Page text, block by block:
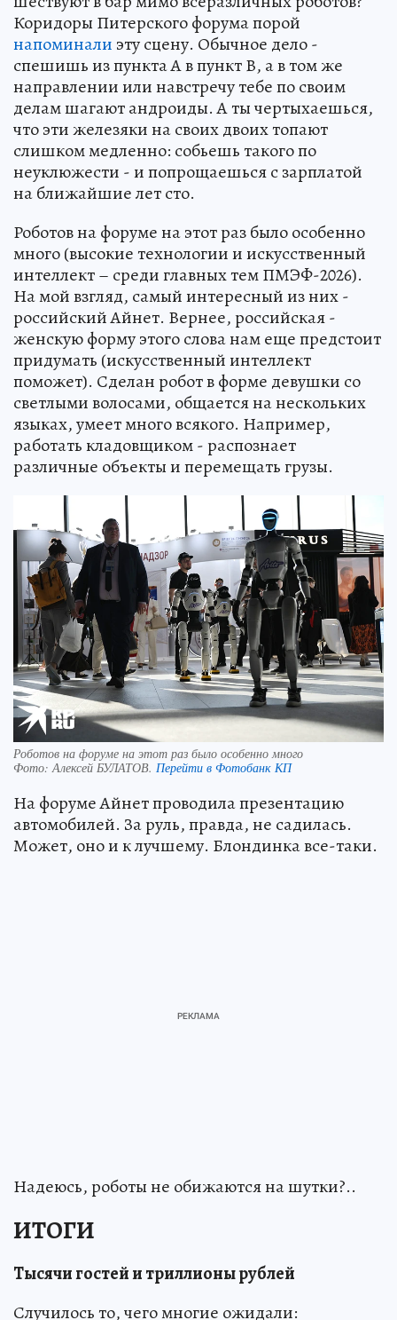
Коридоры Питерского форума порой
напоминали эту сцену. Обычное дело -
спешишь из пункта А в пункт В, а в том же
направлении или навстречу тебе по своим
делам шагают андроиды. А ты чертыхаешься,
что эти железяки на своих двоих топают
слишком медленно: собьешь такого по
неуклюжести - и попрощаешься с зарплатой
на ближайшие лет сто.
Роботов на форуме на этот раз было особенно
много (высокие технологии и искусственный
интеллект – среди главных тем ПМЭФ-2026).
На мой взгляд, самый интересный из них -
российский Айнет. Вернее, российская -
женскую форму этого слова нам еще предстоит
придумать (искусственный интеллект
поможет). Сделан робот в форме девушки со
светлыми волосами, общается на нескольких
языках, умеет много всякого. Например,
работать кладовщиком - распознает
различные объекты и перемещать грузы.
Роботов на форуме на этот раз было особенно много
Фото:Алексей БУЛАТОВ. Перейти в Фотобанк КП
На форуме Айнет проводила презентацию
автомобилей. За руль, правда, не садилась.
Может, оно и к лучшему. Блондинка все-таки.
Надеюсь, роботы не обижаются на шутки?..
ИТОГИ
Тысячи гостей и триллионы рублей
Случилось то, чего многие ожидали: